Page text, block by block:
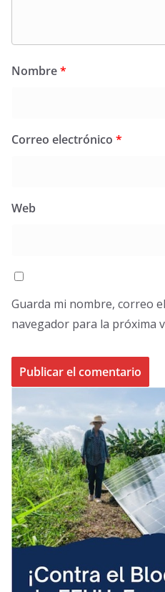
Nombre*
Correo electrónico *
Web
Guarda mi nombre, correo
navegador para la próxima